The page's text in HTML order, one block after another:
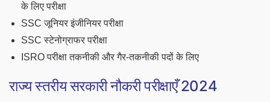
के लिए परीक्षा
SSC जूनियर इंजीनियर परीक्षा
SSC स्टेनोग्राफर परीक्षा
ISRO परीक्षा तकनीकी और गैर-तकनीकी पदों के लिए
राज्य स्तरीय सरकारी नौकरी परीक्षाएँ 2024